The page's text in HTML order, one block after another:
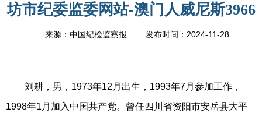
坊市纪委监委网站-澳门人威尼斯3966
来源：中国纪检监察报 发布时间： 2024-11-28
刘耕，男，1973年12月出生，1993年7月参加工作，
1998年1月加入中国共产党。曾任四川省资阳市安岳县大平